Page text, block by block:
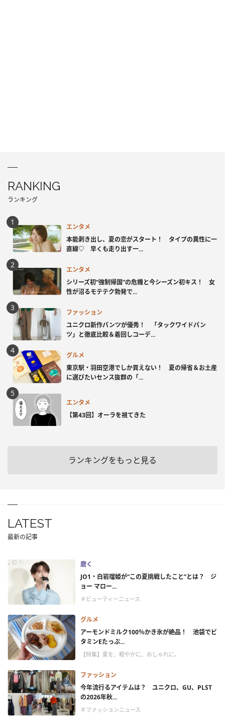
RANKING
ランキング
エンタメ
本能剥き出し、夏の恋がスタート！ タイプの異性に一
直線♡ 早くも走り出す一...
エンタメ
シリーズ初“強制帰国”の危機と今シーズン初キス！ 女
性が沼るモテテク勃発で...
ファッション
ユニクロ新作パンツが優秀！ 「タックワイドパン
ツ」と徹底比較＆着回しコーデ...
グルメ
東京駅・羽田空港でしか買えない！ 夏の帰省＆お土産
に選びたいセンス抜群の「...
エンタメ
【第43回】オーラを視てきた
ランキングをもっと見る
LATEST
最新の記事
磨く
JO1・白岩瑠姫が“この夏挑戦したこと”とは？ ジ
ョー マロー...
＃ビューティーニュース
グルメ
アーモンドミルク100％かき氷が絶品！ 池袋でビ
タミンEたっぷ...
【特集】夏を、軽やかに、おしゃれに。
ファッション
今年流行るアイテムは？ ユニクロ、GU、PLST
の2026年秋...
＃ファッションニュース